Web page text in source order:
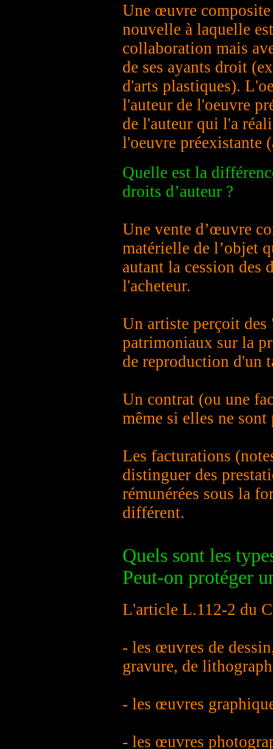
Une œuvre
nouvelle à laquelle
collaboration mais
de ses ayants droit
d'arts plastiques).
l'auteur de l'oeuvre
de l'auteur qui l'a
l'oeuvre préexistante
Quelle est la
droits d’auteur ?
Une vente d’œuvre
matérielle de l’objet
autant la cession des
l'acheteur.
Un artiste perçoit
patrimoniaux sur la
de reproduction d'un
Un contrat (ou une
même si elles ne
Les facturations
distinguer des
rémunérées sous la
différent.
Quels sont les
Peut-on protéger
L'article L.112-2 du
- les œuvres de
gravure, de
- les œuvres
- les œuvres